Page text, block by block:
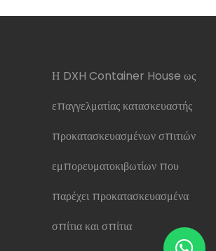
Η DXH Container House ως
επαγγελματίας κατασκευαστής
προκατασκευασμένων σπιτιών
εμπορευματοκιβωτίων που
παρέχει προκατασκευασμένα
σπίτια και σπίτια